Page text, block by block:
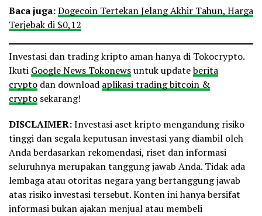
Baca juga:Dogecoin Tertekan Jelang Akhir Tahun, Harga
Terjebak di $0,12
Investasi dan trading kripto aman hanya di Tokocrypto.
Ikuti Google News Tokonewsuntuk updateberita
crypto dan download aplikasi trading bitcoin &
crypto sekarang!
DISCLAIMER:Investasi aset kripto mengandung risiko
tinggi dan segala keputusan investasi yang diambil oleh
Anda berdasarkan rekomendasi, riset dan informasi
seluruhnya merupakan tanggung jawab Anda. Tidak ada
lembaga atau otoritas negara yang bertanggung jawab
atas risiko investasi tersebut. Konten ini hanya bersifat
informasi bukan ajakan menjual atau membeli